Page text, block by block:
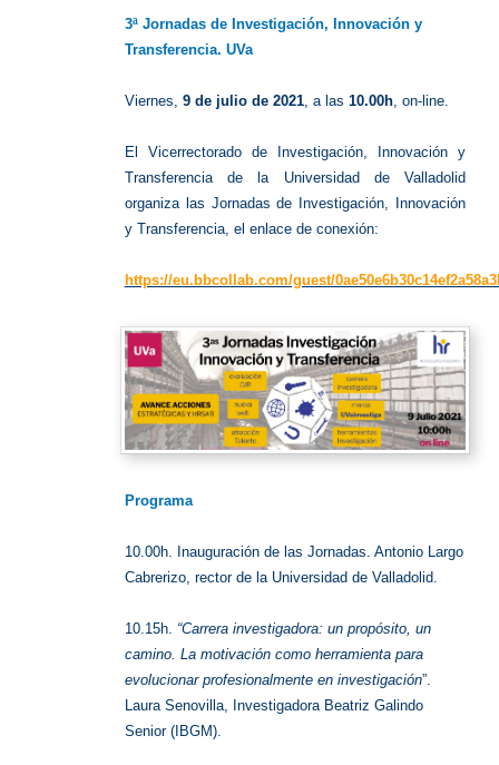
3ª Jornadas de Investigación, Innovación y
Transferencia. UVa
Viernes, 9 de julio de 2021, a las 10.00h, on-line.
El Vicerrectorado de Investigación, Innovación y
Transferencia de la Universidad de Valladolid
organiza las Jornadas de Investigación, Innovación
y Transferencia, el enlace de conexión:
https://eu.bbcollab.com/guest/
Programa
10.00h. Inauguración de las Jornadas. Antonio Largo
Cabrerizo, rector de la Universidad de Valladolid.
10.15h. “Carrera investigadora: un propósito, un
camino. La motivación como herramienta para
evolucionar profesionalmente en investigación”.
Laura Senovilla, Investigadora Beatriz Galindo
Senior (IBGM).